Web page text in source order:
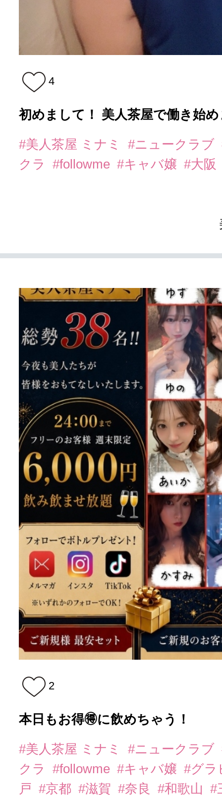
4
初めまして！ 美人茶屋で働き始
#美人茶屋 ミナミ #ニュークラブ
クラ
#followme #キャバ嬢 #大阪
2
本日もお得🉐に飲めちゃう！
#美人茶屋 ミナミ #ニュークラブ
クラ
#followme #キャバ嬢 #グ
戸 #京都 #滋賀 #奈良 #和歌山 #